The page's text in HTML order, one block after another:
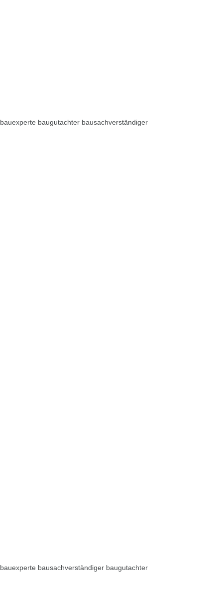
bauexperte baugutachter bausachverständiger
bauexperte bausachverständiger baugutachter